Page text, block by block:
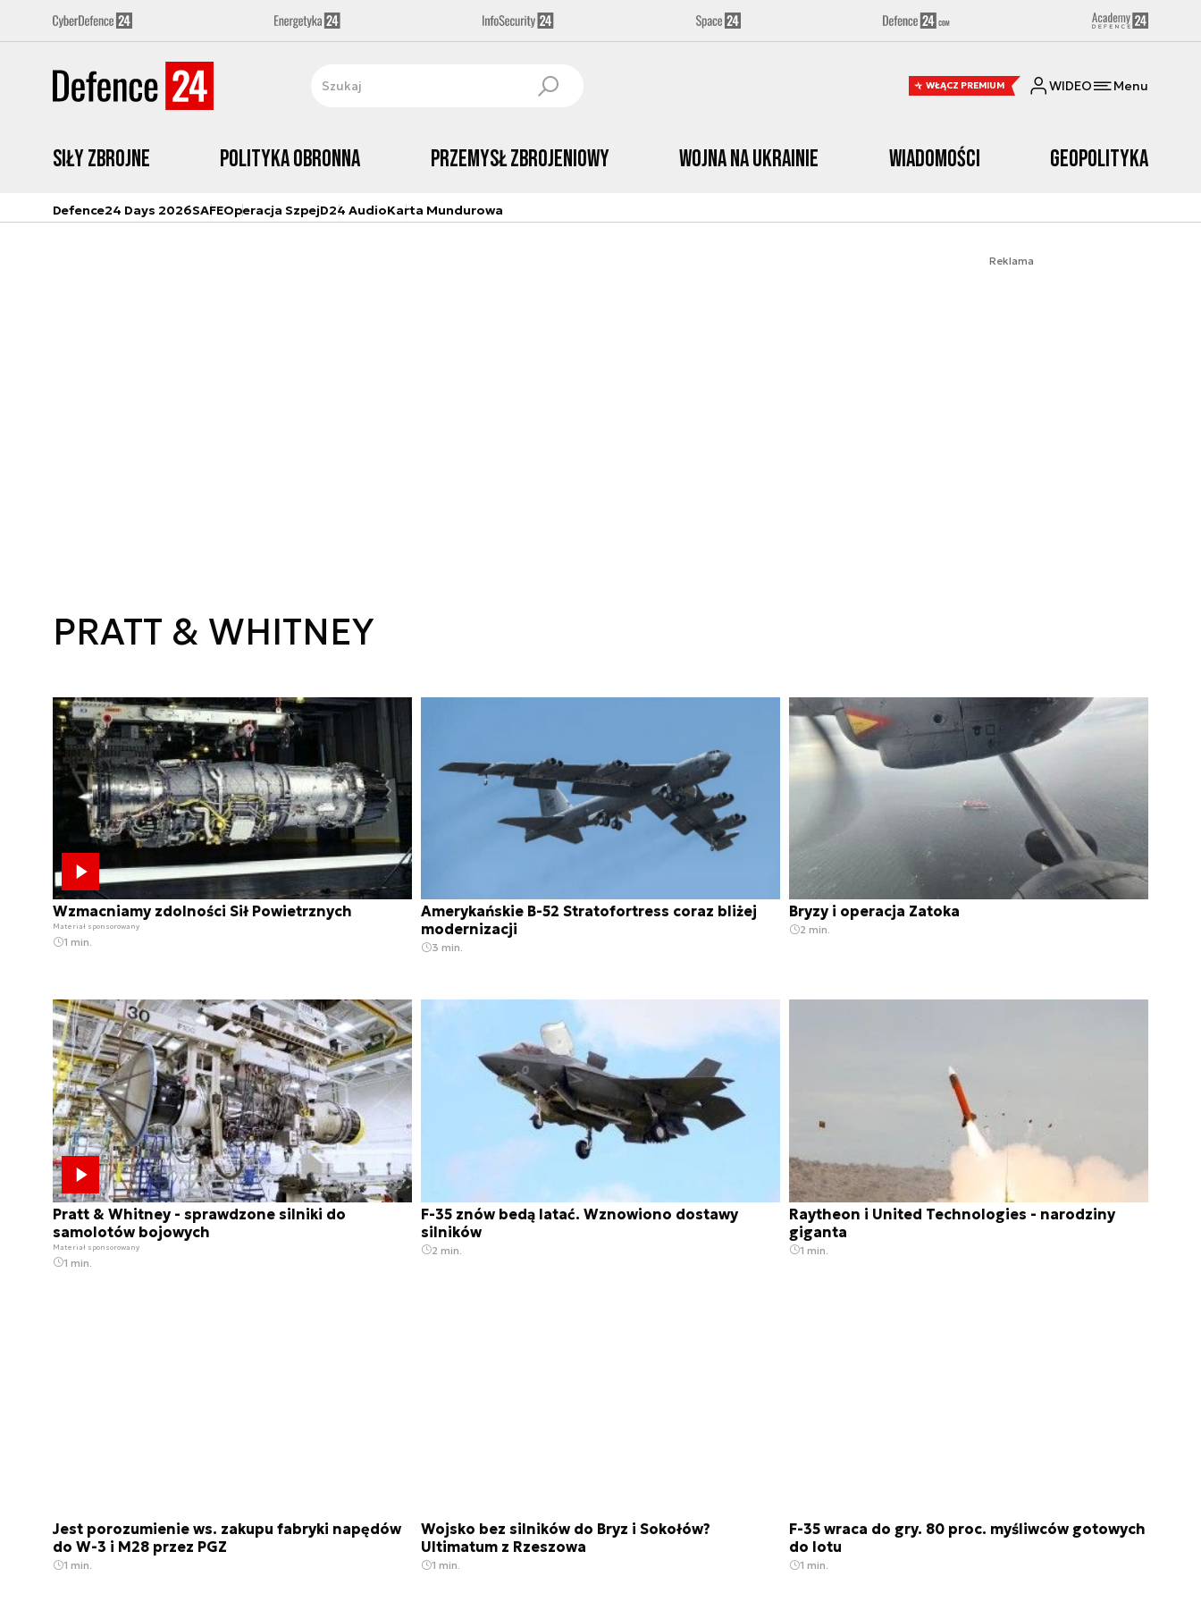
WŁĄCZ PREMIUM WIDEO Menu
Siły zbrojne Polityka obronna Przemysł Zbrojeniowy Wojna na Ukrainie Wiadomości Geopolityka
Defence24 Days 2026SAFEOperacja SzpejD24 AudioKarta Mundurowa
Reklama
PRATT & WHITNEY
Wzmacniamy zdolności Sił Powietrznych
Materiał sponsorowany
1 min.
Amerykańskie B-52 Stratofortress coraz bliżej
modernizacji
3 min.
Bryzy i operacja Zatoka
2 min.
Pratt & Whitney - sprawdzone silniki do
samolotów bojowych
Materiał sponsorowany
1 min.
F-35 znów bedą latać. Wznowiono dostawy
silników
2 min.
Raytheon i United Technologies - narodziny
giganta
1 min.
Jest porozumienie ws. zakupu fabryki napędów
do W-3 i M28 przez PGZ
1 min.
Wojsko bez silników do Bryz i Sokołów?
Ultimatum z Rzeszowa
1 min.
F-35 wraca do gry. 80 proc. myśliwców gotowych
do lotu
1 min.